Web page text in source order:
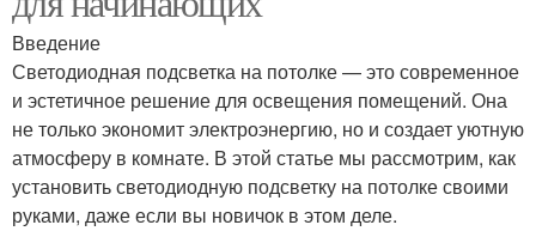
Введение
Светодиодная подсветка на потолке — это современное
и эстетичное решение для освещения помещений. Она
не только экономит электроэнергию, но и создает уютную
атмосферу в комнате. В этой статье мы рассмотрим, как
установить светодиодную подсветку на потолке своими
руками, даже если вы новичок в этом деле.